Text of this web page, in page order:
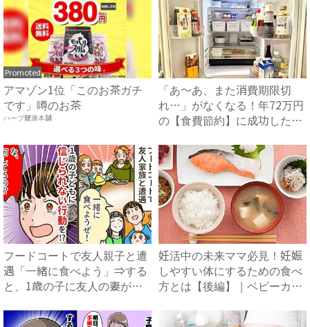
Promoted
アマゾン1位「このお茶ガチ
です」噂のお茶
ハーブ健康本舗
「あ〜あ、また消費期限切
れ…」がなくなる！年72万円
の【食費節約】に成功した冷
フードコートで友人親子と遭
遇「一緒に食べよう」⇒する
と、1歳の子に友人の妻が目
妊活中の未来ママ必見！妊娠
しやすい体にするための食べ
方とは【後編】｜ベビーカレ